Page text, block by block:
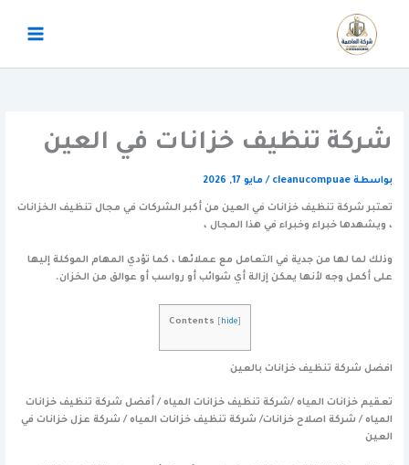
المحتوى
شركة تنظيف خزانات في العين
بواسطة cleanucompuae
/ مايو 17, 2026
تعتبر شركة تنظيف خزانات في العين من أكبر الشركات في مجال تنظيف الخزانات
، ويشهدها خبراء وخبراء في هذا المجال ،
وذلك لما لها من جدية في التعامل مع عملائها ، كما تؤدي المهام الموكلة إليها
على أكمل وجه لأنها يمكن إزالة أي شوائب أو رواسب أو عوالق من الخزان.
Contents hide]
افضل شركة تنظيف خزانات بالعين
تعقيم خزانات المياه /شركة تنظيف خزانات المياه / أفضل شركة تنظيف خزانات
المياه / شركة اصلاح خزانات/ شركة تنظيف خزانات المياه / شركة عزل خزانات في
العين